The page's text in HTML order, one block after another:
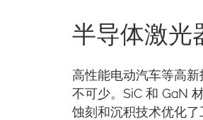
半导体激光
高性能电动汽车等高
不可少。SiC 和 GaN
蚀刻和沉积技术优化